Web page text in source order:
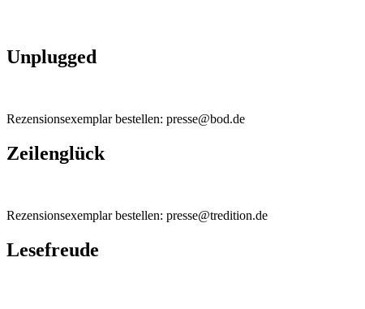
Unplugged
Rezensionsexemplar bestellen: presse@bod.de
Zeilenglück
Rezensionsexemplar bestellen: presse@tredition.de
Lesefreude